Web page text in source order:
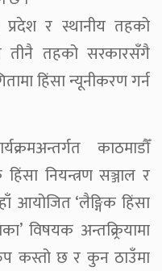
र स्थानीय तहको
तीनै तहको सरकारसँगै
हिंसा न्यूनीकरण गर्न
काठमाडौँ
हिंसा नियन्त्रण सञ्जाल र
आयोजित ‘लैङ्गिक हिंसा
विषयक अन्तक्र्रियामा
कस्तो छ र कुन ठाउँमा